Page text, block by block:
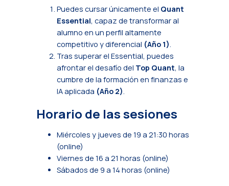
Puedes cursar únicamente el Quant
Essential, capaz de transformar al
alumno en un perfil altamente
competitivo y diferencial (Año 1).
Tras superar el Essential, puedes
afrontar el desafío del Top Quant, la
cumbre de la formación en finanzas e
IA aplicada (Año 2).
Horario de las sesiones
Miércoles y jueves de 19 a 21:30 horas
(online)
Viernes de 16 a 21 horas (online)
Sábados de 9 a 14 horas (online)